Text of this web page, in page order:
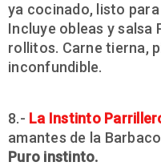
ya cocinado, listo
Incluye obleas y salsa
rollitos. Carne tierna,
inconfundible.
8.- La Instinto
amantes de la
Puro instinto.